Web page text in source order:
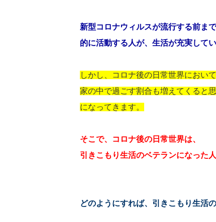
新型コロナウィルスが流行する前ま
的に活動する人が、生活が充実して
しかし、コロナ後の日常世界におい
家の中で過ごす割合も増えてくると
になってきます。
そこで、コロナ後の日常世界は、
引きこもり生活のベテランになった
どのようにすれば、引きこもり生活